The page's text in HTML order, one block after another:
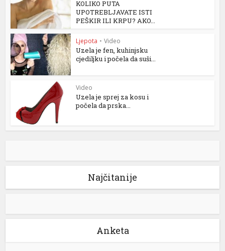
KOLIKO PUTA
UPOTREBLJAVATE ISTI
PEŠKIR ILI KRPU? AKO...
Ljepota • Video
Uzela je fen, kuhinjsku
cjediljku i počela da suši...
Video
Uzela je sprej za kosu i
počela da prska...
Najčitanije
Anketa